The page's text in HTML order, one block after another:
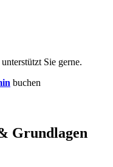
Sie gerne.
buchen
Grundlagen